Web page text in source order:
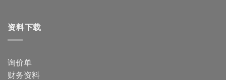
资料下载
询价单
财务资料